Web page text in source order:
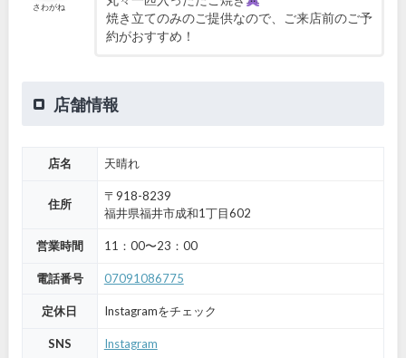
さわがね
焼き立てのみのご提供なので、ご来店前のご予
約がおすすめ！
店舗情報
店名 天晴れ
住所
〒918-8239
福井県福井市成和1丁目602
営業時間 11：00〜23：00
電話番号 07091086775
定休日 Instagramをチェック
SNS Instagram